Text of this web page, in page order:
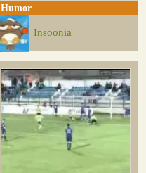
Humor
Insoonia